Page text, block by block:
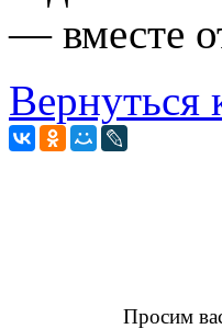
— вместе
Вернуться
Просим